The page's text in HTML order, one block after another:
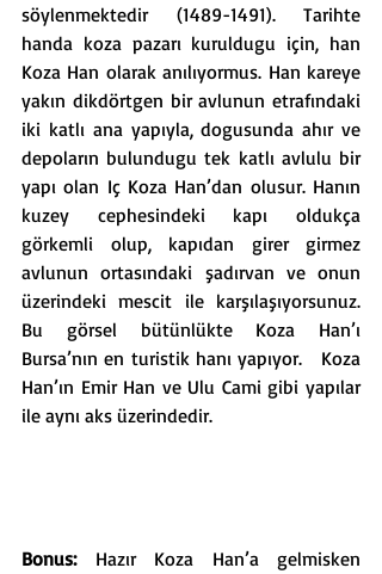
söylenmektedir (1489-1491). Tarihte
handa koza pazarı kuruldugu için, han
Koza Han olarak anılıyormus. Han kareye
yakın dikdörtgen bir avlunun etrafındaki
iki katlı ana yapıyla, dogusunda ahır ve
depoların bulundugu tek katlı avlulu bir
yapı olan Iç Koza Han’dan olusur. Hanın
kuzey cephesindeki kapı oldukça
görkemli olup, kapıdan girer girmez
avlunun ortasındaki şadırvan ve onun
üzerindeki mescit ile karşılaşıyorsunuz.
Bu görsel bütünlükte Koza Han’ı
Bursa’nın en turistik hanı yapıyor.   Koza
Han’ın Emir Han ve Ulu Cami gibi yapılar
ile aynı aks üzerindedir.
Bonus: Hazır Koza Han’a gelmisken